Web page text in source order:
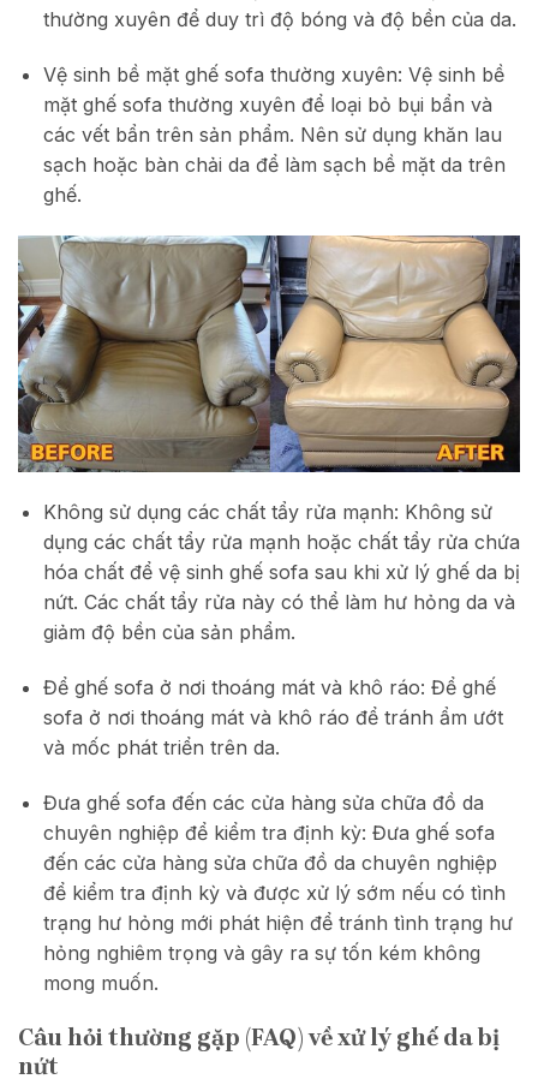
thường xuyên để duy trì độ bóng và độ bền của da.
Vệ sinh bề mặt ghế sofa thường xuyên: Vệ sinh bề
mặt ghế sofa thường xuyên để loại bỏ bụi bẩn và
các vết bẩn trên sản phẩm. Nên sử dụng khăn lau
sạch hoặc bàn chải da để làm sạch bề mặt da trên
ghế.
Không sử dụng các chất tẩy rửa mạnh: Không sử
dụng các chất tẩy rửa mạnh hoặc chất tẩy rửa chứa
hóa chất để vệ sinh ghế sofa sau khi xử lý ghế da bị
nứt. Các chất tẩy rửa này có thể làm hư hỏng da và
giảm độ bền của sản phẩm.
Để ghế sofa ở nơi thoáng mát và khô ráo: Để ghế
sofa ở nơi thoáng mát và khô ráo để tránh ẩm ướt
và mốc phát triển trên da.
Đưa ghế sofa đến các cửa hàng sửa chữa đồ da
chuyên nghiệp để kiểm tra định kỳ: Đưa ghế sofa
đến các cửa hàng sửa chữa đồ da chuyên nghiệp
để kiểm tra định kỳ và được xử lý sớm nếu có tình
trạng hư hỏng mới phát hiện để tránh tình trạng hư
hỏng nghiêm trọng và gây ra sự tốn kém không
mong muốn.
Câu hỏi thường gặp (FAQ) về xử lý ghế da bị
nứt